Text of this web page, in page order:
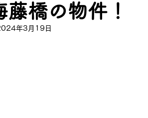
藤橋の物件！
年3月19日